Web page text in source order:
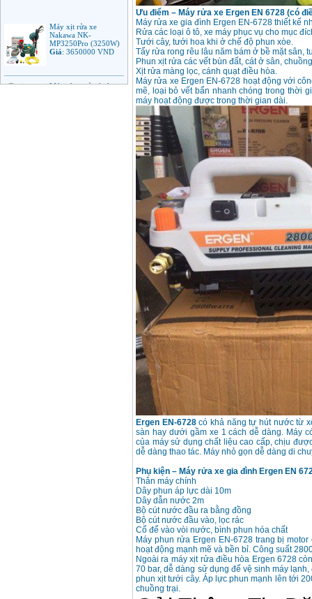
Nakawa NK-
MP3250Pro (3250W)
Giá:3650000VND
Máy phun rửa áp lực
cao Makita HW102
Ưu điểm – Máy rửa xe Ergen EN 6728 (có
Máy rửa xe gia đình Ergen EN-6728 thiết kế
Rửa các loại ô tô, xe máy phục vụ cho mục
Tưới cây, tưới hoa khi ở chế độ phun xòe.
Tẩy rửa rong rêu lâu năm bám ở bề mặt sân,
Phun xịt rửa các vết bùn đất, cát ở sân,
Xịt rửa màng lọc, cánh quạt điều hòa.
Máy rửa xe Ergen EN-6728 hoạt động với
mẽ, loại bỏ vết bẩn nhanh chóng trong thời
máy hoạt động được trong thời gian dài.
Ergen EN-6728có khả năng tự hút nước từ
sàn hay dưới gầm xe 1 cách dễ dàng. Máy
của máy sử dụng chất liệu cao cấp, chịu
dễ dàng thao tác. Máy nhỏ gọn dễ dàng di
Phụ kiện – Máy rửa xe gia đình Ergen EN
Thân máy chính
Dây phun áp lực dài 10m
Dây dẫn nước 2m
Bộ cút nước đầu ra bằng đồng
Bộ cút nước đầu vào, lọc rác
Cổ để vào vòi nước, bình phun hóa chất
Máy phun rửa Ergen EN-6728 trang bị
hoạt động mạnh mẽ và bền bỉ. Công suất
Ngoài ra máy xịt rửa điều hòa Ergen 6728
70 bar, dễ dàng sử dụng để vệ sinh máy
phun xịt tưới cây. Áp lực phun mạnh lên tới
chuồng trại.